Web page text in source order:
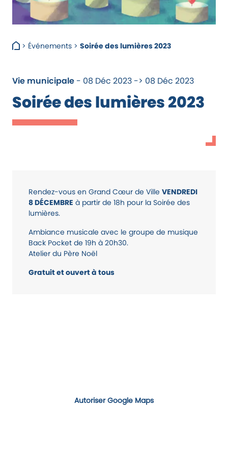
> Événements> Soirée des lumières 2023
Vie municipale - 08 Déc 2023 -> 08 Déc 2023
Soirée des lumières 2023
Rendez-vous en Grand Cœur de Ville VENDREDI
8 DÉCEMBRE à partir de 18h pour la Soirée des
lumières.
Ambiance musicale avec le groupe de musique
Back Pocket de 19h à 20h30.
Atelier du Père Noël
Gratuit et ouvert à tous
Autoriser Google Maps